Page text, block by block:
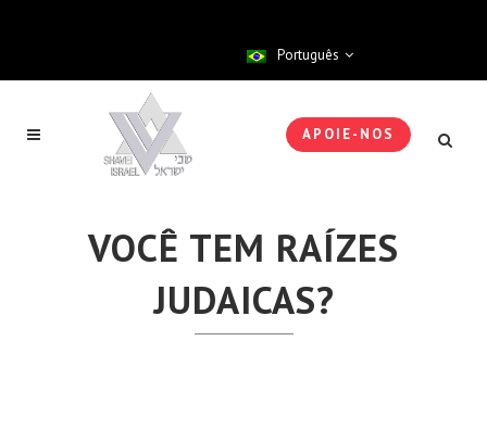
Português
APOIE-NOS
VOCÊ TEM RAÍZES
JUDAICAS?